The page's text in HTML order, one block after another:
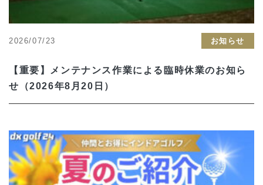
2026/07/23 お知らせ
【重要】メンテナンス作業による臨時休業のお知ら
せ（2026年8月20日）